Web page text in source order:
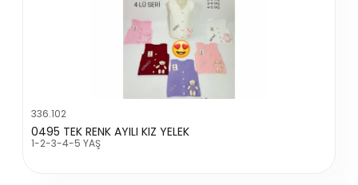
336.102
0495 TEK RENK AYILI KIZ YELEK
1-2-3-4-5 YAŞ